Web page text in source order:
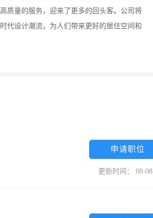
质量的服务，迎来了更多的回头客。公司将
代设计潮流，为人们带来更好的居住空间和
申请职位
更新时间： 08-08